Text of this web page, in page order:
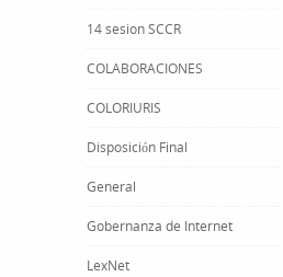
14 sesion SCCR
COLABORACIONES
COLORIURIS
Disposición Final
General
Gobernanza de Internet
LexNet